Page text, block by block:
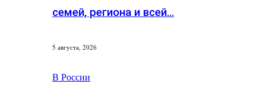
семей, региона и всей…
5 августа, 2026
В России